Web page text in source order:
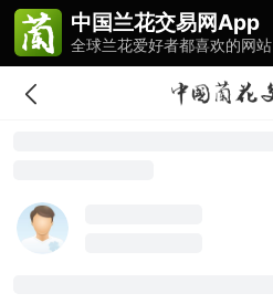
中国兰花交易网App
全球兰花爱好者都喜欢的网站
中国兰花交易网App
全球兰花爱好者都喜欢的网站